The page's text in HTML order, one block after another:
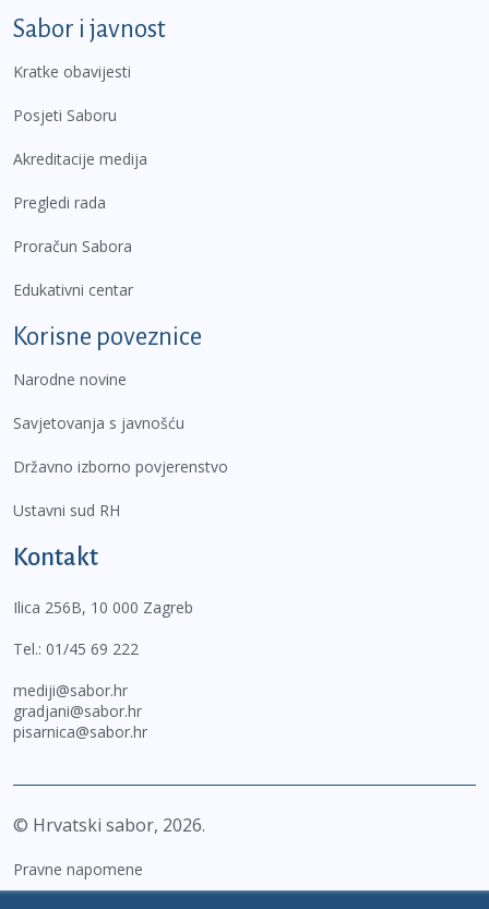
Sabor i javnost
Kratke obavijesti
Posjeti Saboru
Akreditacije medija
Pregledi rada
Proračun Sabora
Edukativni centar
Korisne poveznice
Narodne novine
Savjetovanja s javnošću
Državno izborno povjerenstvo
Ustavni sud RH
Kontakt
Ilica 256B, 10 000 Zagreb
Tel.: 01/45 69 222
mediji@sabor.hr
gradjani@sabor.hr
pisarnica@sabor.hr
© Hrvatski sabor, 2026
Pravne napomene